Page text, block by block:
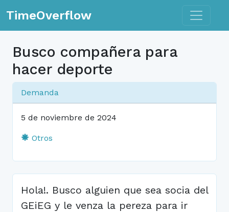
TimeOverflow Toggle
Busco compañera para
hacer deporte
Demanda
5 de noviembre de 2024
Otros
Hola!. Busco alguien que sea socia del
GEiEG y le venza la pereza para ir